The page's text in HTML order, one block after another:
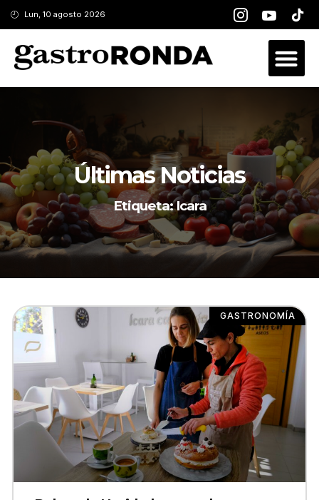
Lun, 10 agosto 2026
Últimas Noticias
Etiqueta: Icara
GASTRONOMÍA